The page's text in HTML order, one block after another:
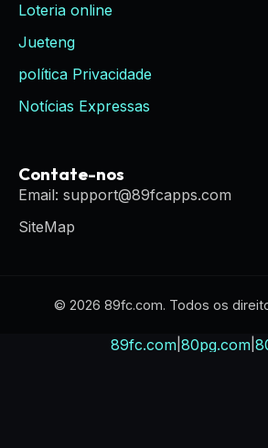
Loteria online
Jueteng
política Privacidade
Notícias Expressas
Contate-nos
Email: support@89fcapps.com
SiteMap
© 2026 89fc.com. Todos os
89fc.com|80pg.com|